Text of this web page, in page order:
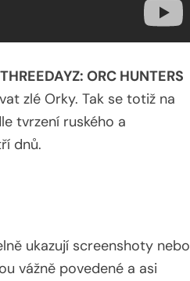
THREEDAYZ: ORC HUNTERS
zlé Orky. Tak se totiž na
tvrzení ruského a
dnů.
ukazují screenshoty nebo
vážně povedené a asi